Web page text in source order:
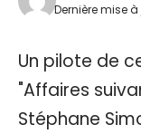
Dernière mise à
Un pilote de
"Affaires
Stéphane